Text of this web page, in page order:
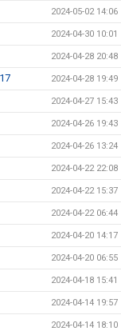
2024-05-02 14:06
2024-04-30 10:01
2024-04-28 20:48
2024-04-28 19:49
2024-04-27 15:43
2024-04-26 19:43
2024-04-26 13:24
2024-04-22 22:08
2024-04-22 15:37
2024-04-22 06:44
2024-04-20 14:17
2024-04-20 06:55
2024-04-18 15:41
2024-04-14 19:57
2024-04-14 18:10